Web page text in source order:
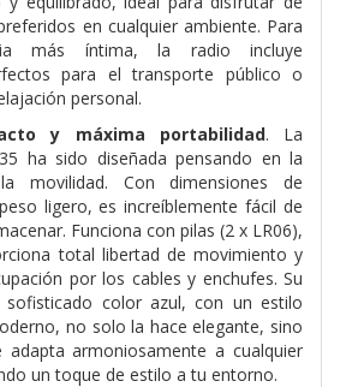
en cualquier ambiente. Para
más íntima, la radio incluye
para el transporte público o
personal.
y máxima portabilidad. La
ha sido diseñada pensando en la
movilidad. Con dimensiones de
ligero, es increíblemente fácil de
Funciona con pilas (2 x LR06),
total libertad de movimiento y
por los cables y enchufes. Su
color azul, con un estilo
no solo la hace elegante, sino
adapta armoniosamente a cualquier
un toque de estilo a tu entorno.